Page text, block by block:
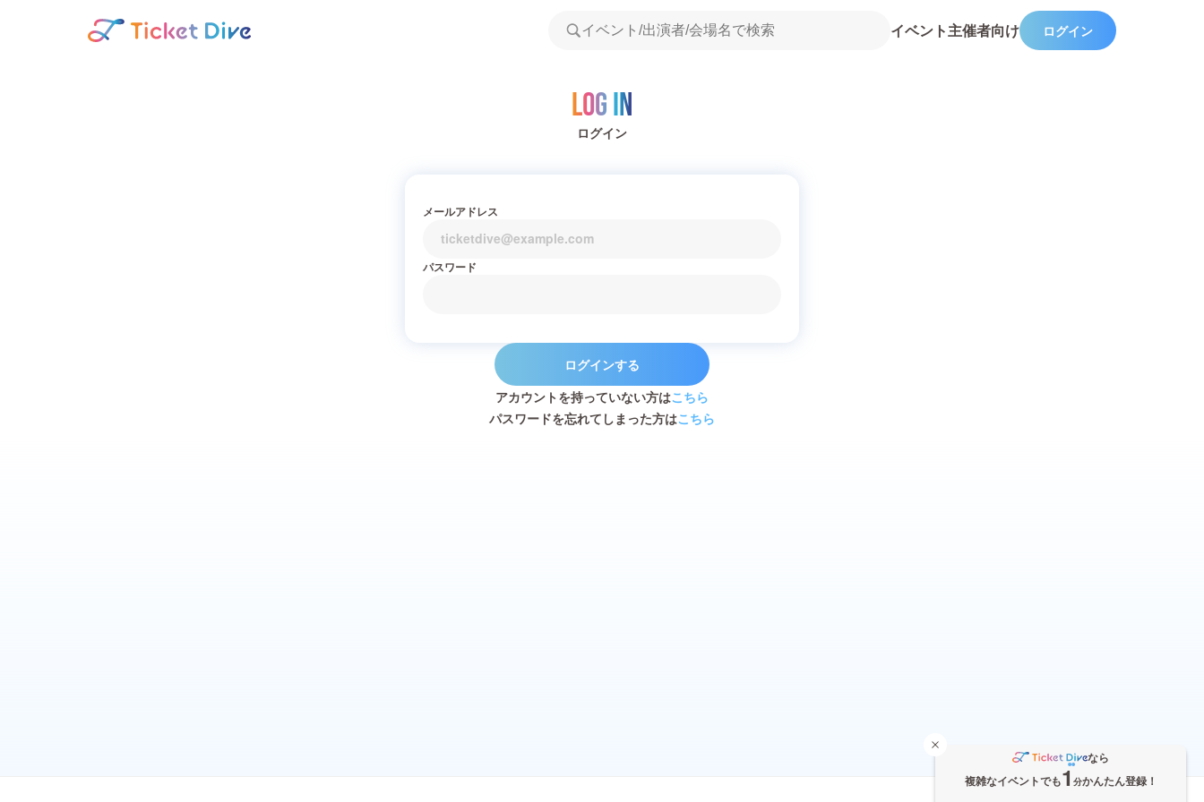
イベント主催者向け ログイン
Log in
ログイン
メールアドレス
パスワード
ログインする
アカウントを持っていない方はこちら
パスワードを忘れてしまった方はこちら
なら
複雑なイベントでも1 分かんたん登録！